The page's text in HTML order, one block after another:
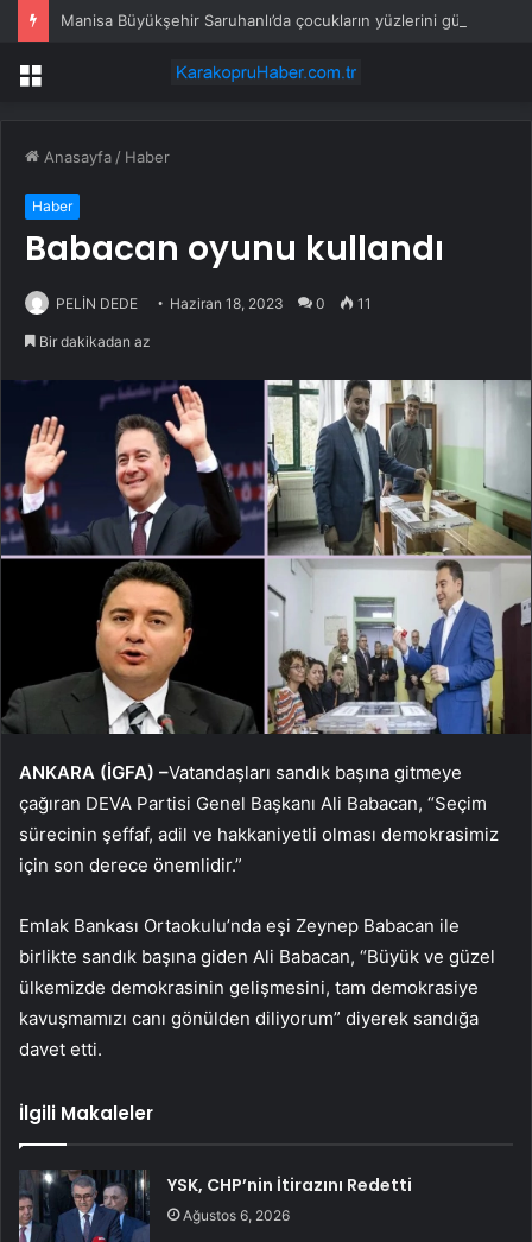
Menü
Anasayfa / Haber
Haber
Babacan oyunu kullandı
PELİN DEDE Haziran 18, 2023 0 11
Bir dakikadan az
ANKARA (İGFA) –Vatandaşları sandık başına gitmeye
çağıran DEVA Partisi Genel Başkanı Ali Babacan, “Seçim
sürecinin şeffaf, adil ve hakkaniyetli olması demokrasimiz
için son derece önemlidir.”
Emlak Bankası Ortaokulu’nda eşi Zeynep Babacan ile
birlikte sandık başına giden Ali Babacan, “Büyük ve güzel
ülkemizde demokrasinin gelişmesini, tam demokrasiye
kavuşmamızı canı gönülden diliyorum” diyerek sandığa
davet etti.
İlgili Makaleler
YSK, CHP’nin İtirazını Redetti
Ağustos 6, 2026